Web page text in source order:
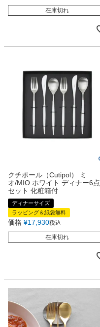
在庫切れ
クチポール（Cutipol） ミ
オ/MIO ホワイト ディナー6点
セット 化粧箱付
ディナーサイズ
ラッピング＆紙袋無料
価格 ¥17,930税込
在庫切れ